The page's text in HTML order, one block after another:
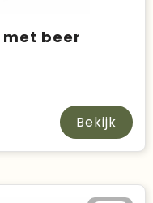
met beer
Bekijk